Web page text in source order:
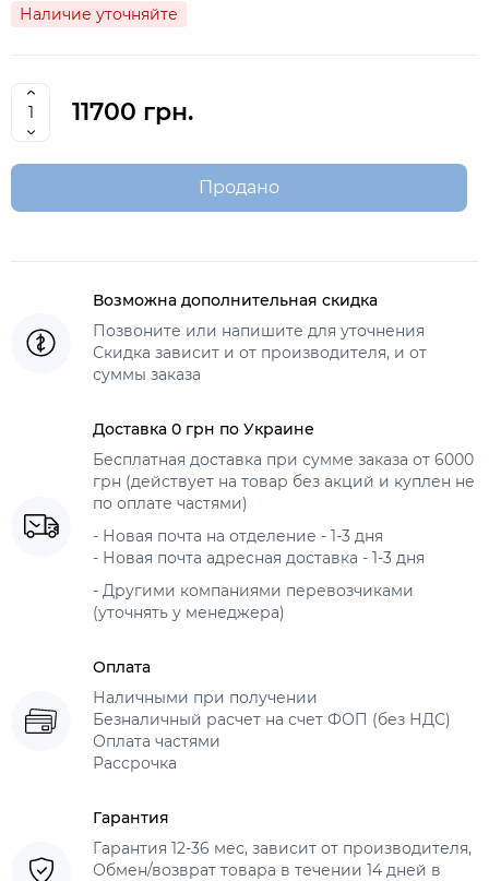
Наличие уточняйте
11700 грн.
Продано
Возможна дополнительная скидка
Позвоните или напишите для уточнения
Скидка зависит и от производителя, и от
суммы заказа
Доставка 0 грн по Украине
Бесплатная доставка при сумме заказа от 6000
грн (действует на товар без акций и куплен не
по оплате частями)
- Новая почта на отделение - 1-3 дня
- Новая почта адресная доставка - 1-3 дня
- Другими компаниями перевозчиками
(уточнять у менеджера)
Оплата
Наличными при получении
Безналичный расчет на счет ФОП (без НДС)
Оплата частями
Рассрочка
Гарантия
Гарантия 12-36 мес, зависит от производителя,
Обмен/возврат товара в течении 14 дней в